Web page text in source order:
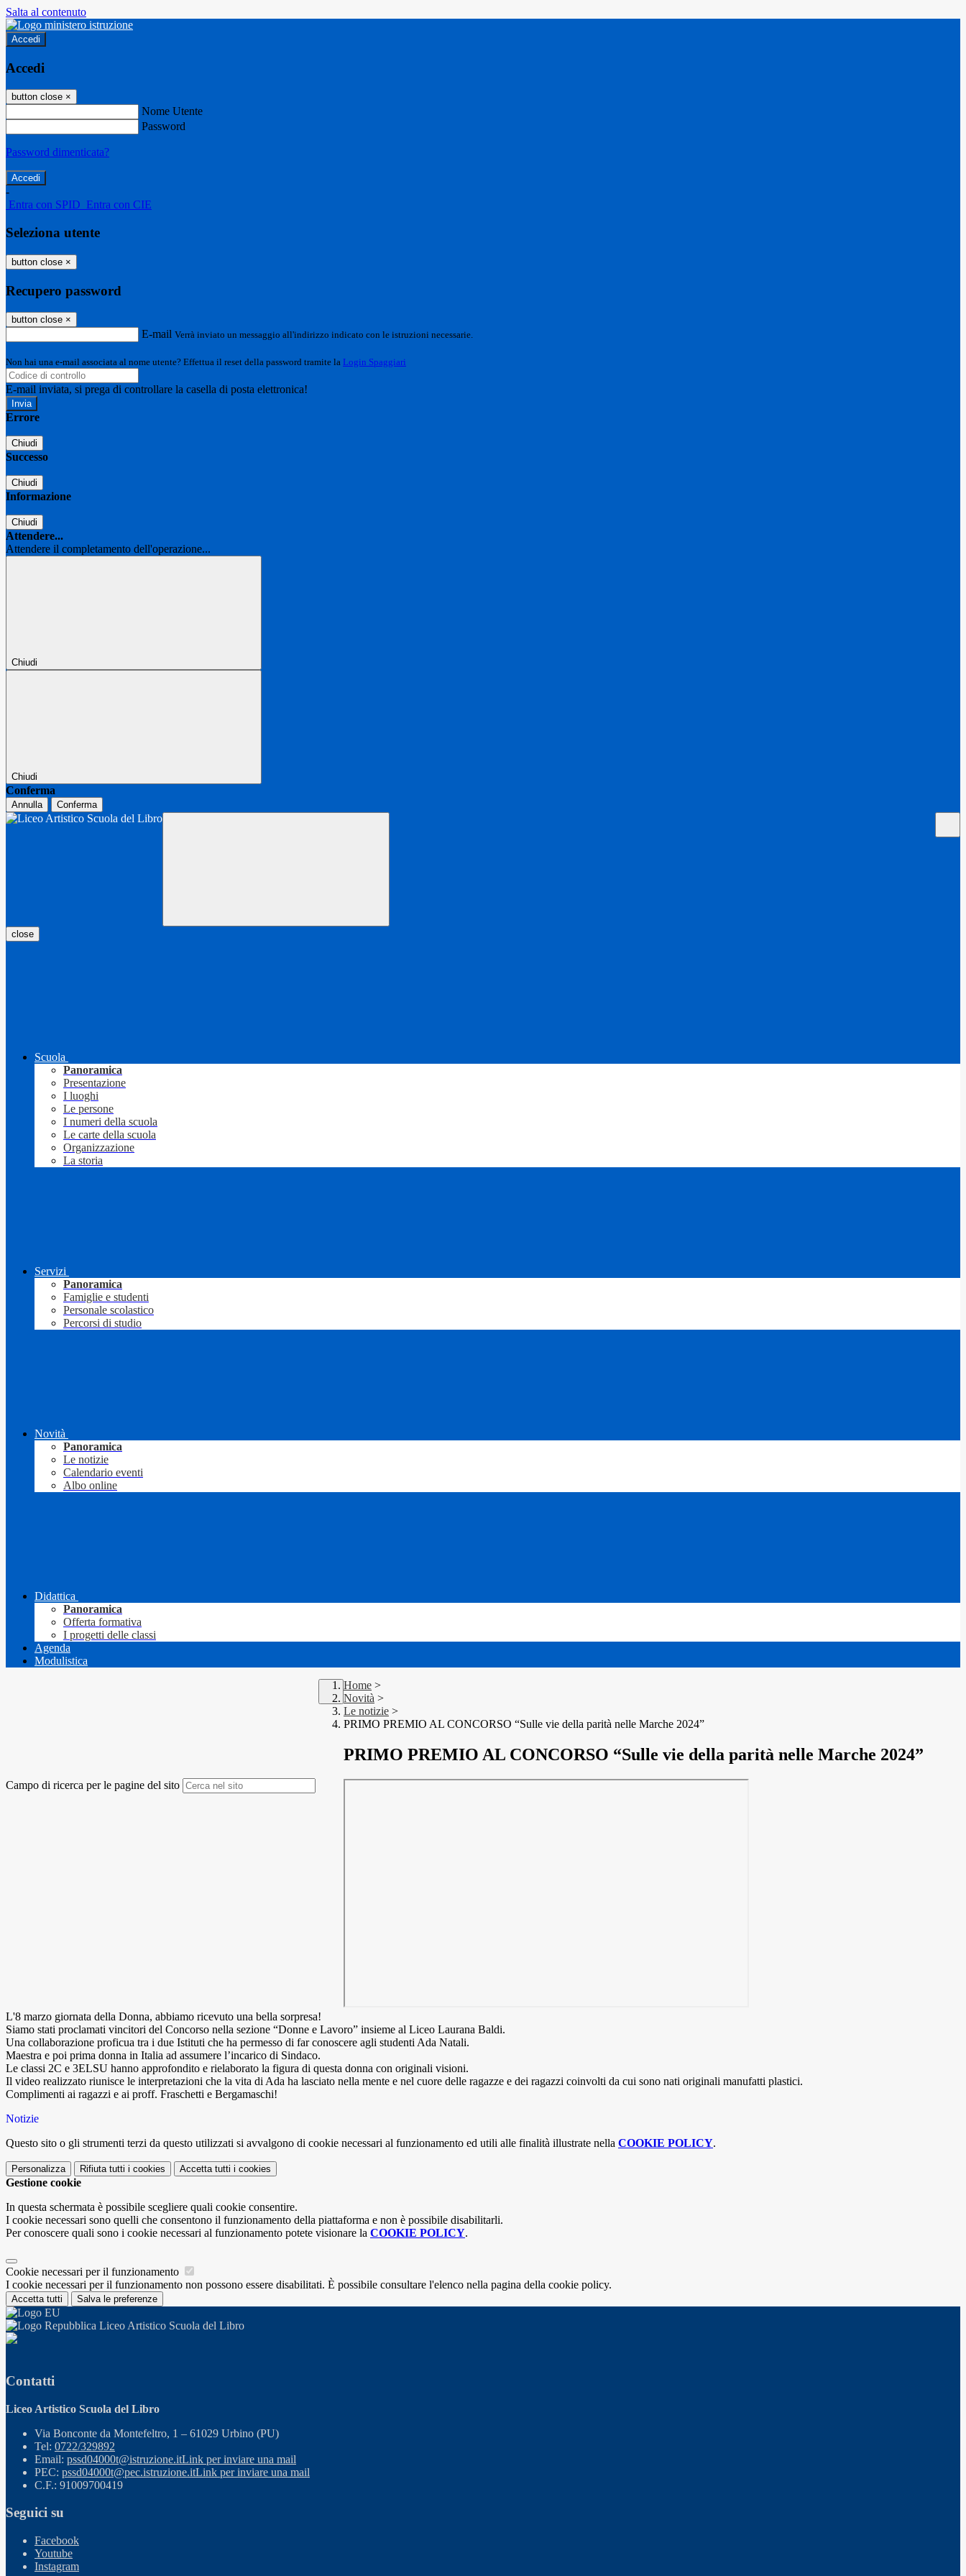
Salta al contenuto
Accedi
Accedi
button close ×
Nome Utente
Password
Password dimenticata?
-
Entra con SPID Entra con CIE
Seleziona utente
button close ×
Recupero password
button close ×
E-mail Verrà inviato un messaggio all'indirizzo indicato con le istruzioni necessarie.
Non hai una e-mail associata al nome utente? Effettua il reset della password tramite la Login Spaggiari
E-mail inviata, si prega di controllare la casella di posta elettronica!
Errore
Chiudi
Successo
Chiudi
Informazione
Chiudi
Attendere...
Attendere il completamento dell'operazione...
Chiudi
Chiudi
Conferma
Annulla Conferma
close
Scuola
Panoramica
Presentazione
I luoghi
Le persone
I numeri della scuola
Le carte della scuola
Organizzazione
La storia
Servizi
Panoramica
Famiglie e studenti
Personale scolastico
Percorsi di studio
Novità
Panoramica
Le notizie
Calendario eventi
Albo online
Didattica
Panoramica
Offerta formativa
I progetti delle classi
Agenda
Modulistica
Campo di ricerca per le pagine del sito
Home >
Novità >
Le notizie >
PRIMO PREMIO AL CONCORSO “Sulle vie della parità nelle Marche 2024”
PRIMO PREMIO AL CONCORSO “Sulle vie della parità nelle Marche 2024”
L'8 marzo giornata della Donna, abbiamo ricevuto una bella sorpresa!
Siamo stati proclamati vincitori del Concorso nella sezione “Donne e Lavoro” insieme al Liceo Laurana Baldi.
Una collaborazione proficua tra i due Istituti che ha permesso di far conoscere agli studenti Ada Natali.
Maestra e poi prima donna in Italia ad assumere l’incarico di Sindaco.
Le classi 2C e 3ELSU hanno approfondito e rielaborato la figura di questa donna con originali visioni.
Il video realizzato riunisce le interpretazioni che la vita di Ada ha lasciato nella mente e nel cuore delle ragazze e dei ragazzi coinvolti da cui sono nati originali manufatti plastici.
Complimenti ai ragazzi e ai proff. Fraschetti e Bergamaschi!
Notizie
Questo sito o gli strumenti terzi da questo utilizzati si avvalgono di cookie necessari al funzionamento ed utili alle finalità illustrate nella COOKIE POLICY.
Personalizza Rifiuta tutti i cookies Accetta tutti i cookies
Gestione cookie
In questa schermata è possibile scegliere quali cookie consentire.
I cookie necessari sono quelli che consentono il funzionamento della piattaforma e non è possibile disabilitarli.
Per conoscere quali sono i cookie necessari al funzionamento potete visionare la COOKIE POLICY.
Cookie necessari per il funzionamento
I cookie necessari per il funzionamento non possono essere disabilitati. È possibile consultare l'elenco nella pagina della cookie policy.
Accetta tutti Salva le preferenze
Liceo Artistico Scuola del Libro
Contatti
Liceo Artistico Scuola del Libro
Via Bonconte da Montefeltro, 1 – 61029 Urbino (PU)
Tel: 0722/329892
Email: pssd04000t@istruzione.itLink per inviare una mail
PEC: pssd04000t@pec.istruzione.itLink per inviare una mail
C.F.: 91009700419
Seguici su
Facebook
Youtube
Instagram